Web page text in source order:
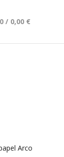
0 / 0,00 €
Arco